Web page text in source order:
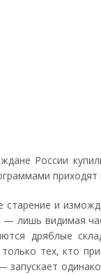
России
и
лишь видимая
дряблые
тех, кто